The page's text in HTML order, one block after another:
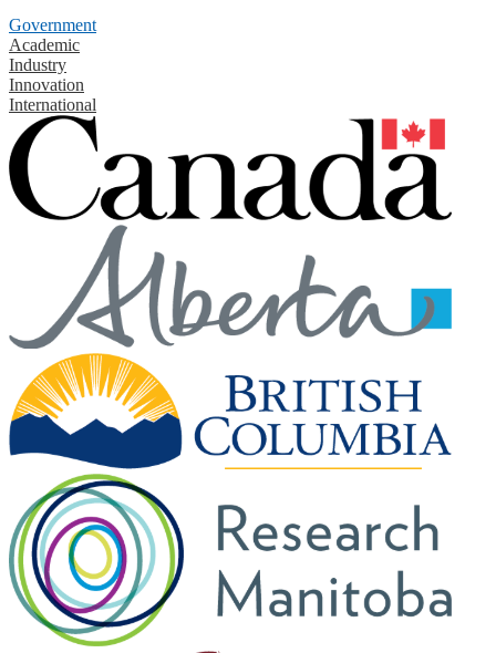
Government
Academic
Industry
Innovation
International